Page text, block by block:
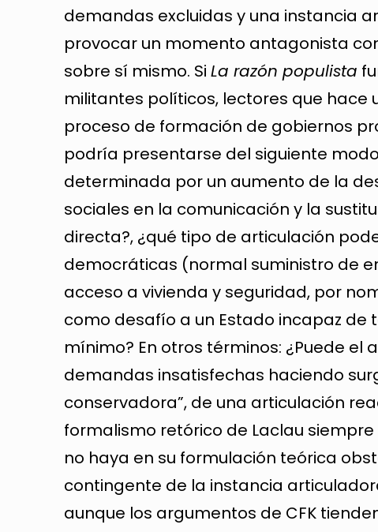
demandas excluidas y una instancia
provocar un momento antagonista
sobre sí mismo. SiLa razón populista
militantes políticos, lectores que
proceso de formación de gobiernos
podría presentarse del siguiente
determinada por un aumento de la
sociales en la comunicación y la
directa?, ¿qué tipo de articulación
democráticas (normal suministro de
acceso a vivienda y seguridad, por
como desafío a un Estado incapaz
mínimo? En otros términos: ¿Puede
demandas insatisfechas haciendo
conservadora”, de una articulación
formalismo retórico de Laclau
no haya en su formulación teórica
contingente de la instancia
aunque los argumentos de CFK